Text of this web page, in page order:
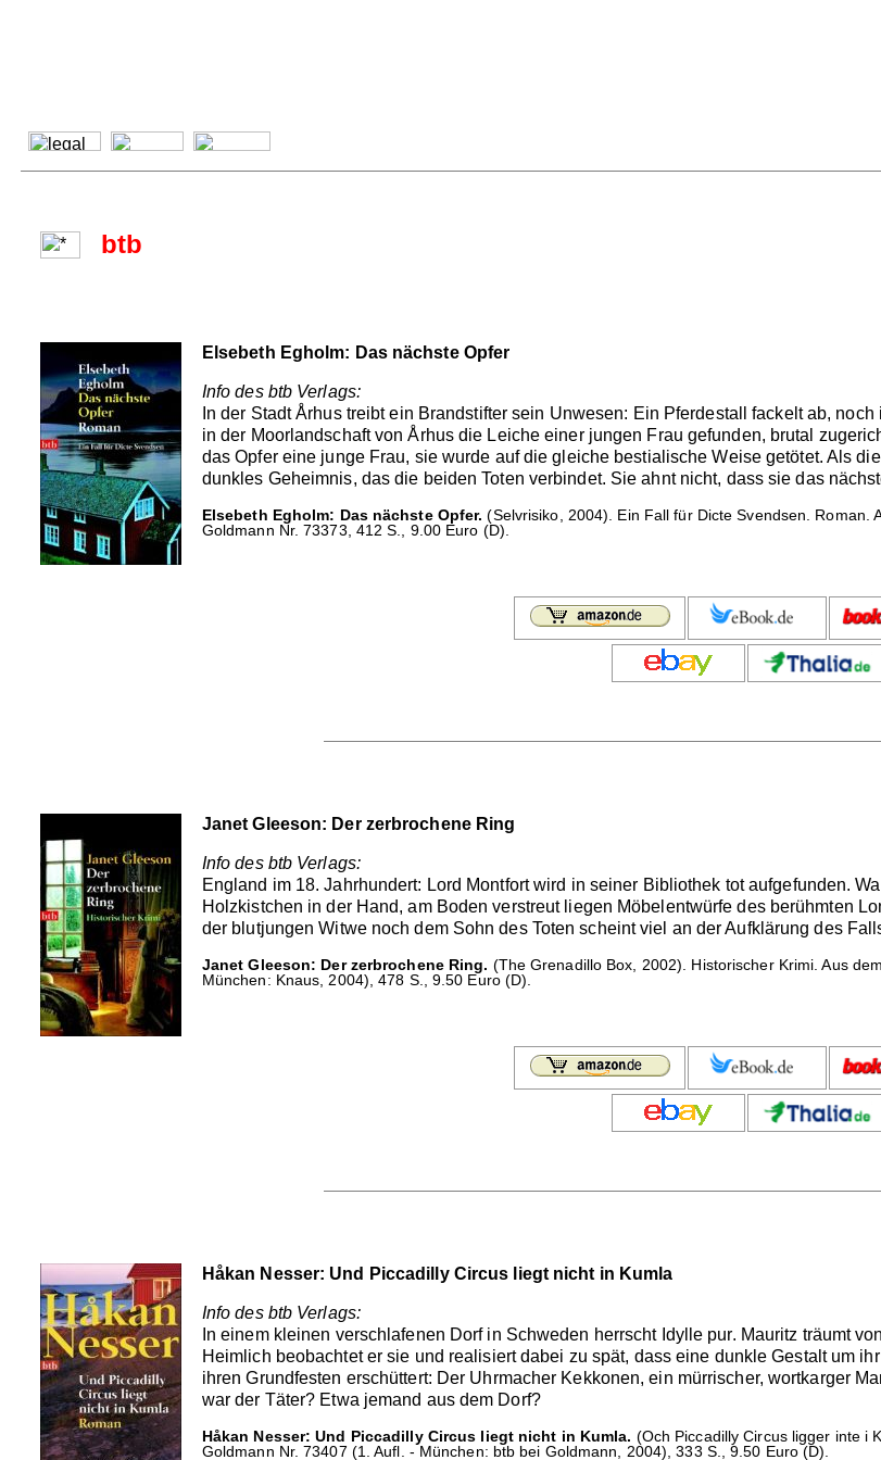
btb
Elsebeth Egholm: Das nächste Opfer
Info des btb Verlags:
In der Stadt Århus treibt ein Brandstifter sein Unwesen: Ein Pferdestall fackelt ab,
in der Moorlandschaft von Århus die Leiche einer jungen Frau gefunden, brutal
das Opfer eine junge Frau, sie wurde auf die gleiche bestialische Weise getötet. Als
dunkles Geheimnis, das die beiden Toten verbindet. Sie ahnt nicht, dass sie das
Elsebeth Egholm: Das nächste Opfer. (Selvrisiko, 2004). Ein Fall für Dicte Svendsen. Roman.
Goldmann Nr. 73373, 412 S., 9.00 Euro (D).
Janet Gleeson: Der zerbrochene Ring
Info des btb Verlags:
England im 18. Jahrhundert: Lord Montfort wird in seiner Bibliothek tot aufgefunden.
Holzkistchen in der Hand, am Boden verstreut liegen Möbelentwürfe des berühmten
der blutjungen Witwe noch dem Sohn des Toten scheint viel an der Aufklärung des
Janet Gleeson: Der zerbrochene Ring. (The Grenadillo Box, 2002). Historischer Krimi. Aus
München: Knaus, 2004), 478 S., 9.50 Euro (D).
Håkan Nesser: Und Piccadilly Circus liegt nicht in Kumla
Info des btb Verlags:
In einem kleinen verschlafenen Dorf in Schweden herrscht Idylle pur. Mauritz träumt
Heimlich beobachtet er sie und realisiert dabei zu spät, dass eine dunkle Gestalt um
ihren Grundfesten erschüttert: Der Uhrmacher Kekkonen, ein mürrischer, wortkarger
war der Täter? Etwa jemand aus dem Dorf?
Håkan Nesser: Und Piccadilly Circus liegt nicht in Kumla. (Och Piccadilly Circus ligger inte i
Goldmann Nr. 73407 (1. Aufl. - München: btb bei Goldmann, 2004), 333 S., 9.50 Euro (D).